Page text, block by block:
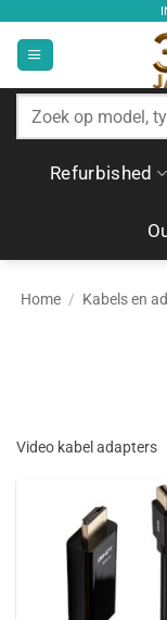
inhoud
Zoek
producten
Refurbished
Home / Kabels en
Video kabel adapters